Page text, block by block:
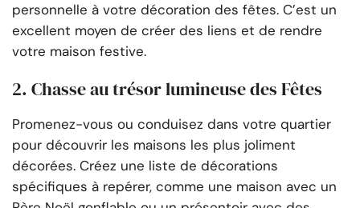
personnelle à votre décoration des fêtes. C’est un
excellent moyen de créer des liens et de rendre
votre maison festive.
2. Chasse au trésor lumineuse des Fêtes
Promenez-vous ou conduisez dans votre quartier
pour découvrir les maisons les plus joliment
décorées. Créez une liste de décorations
spécifiques à repérer, comme une maison avec un